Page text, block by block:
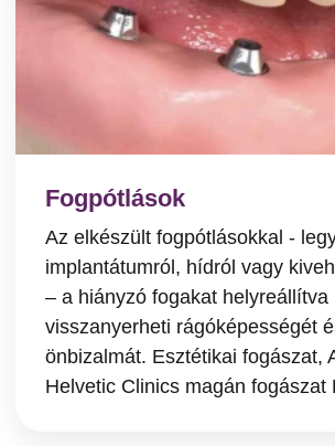
Fogpótlások
Az elkészült fogpótlásokkal -
implantátumról, hídról vagy
– a hiányzó fogakat helyreállítva
visszanyerheti rágóképességét
önbizalmát. Esztétikai fogászat,
Helvetic Clinics magán fogászat